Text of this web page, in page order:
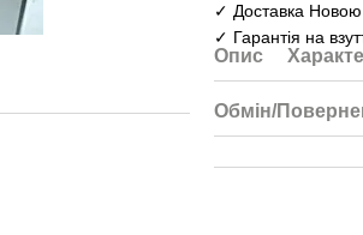
✓ Доставка
✓ Гарантія на
Опис
Обмін/